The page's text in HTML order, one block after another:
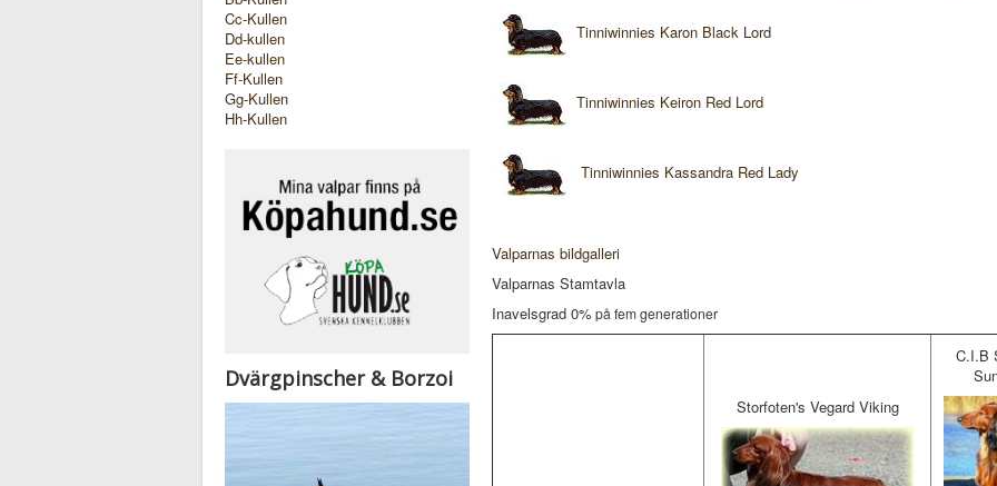
Cc-Kullen
Dd-kullen
Ee-kullen
Ff-Kullen
Gg-Kullen
Hh-Kullen
Dvärgpinscher & Borzoi
Tinniwinnies Karon Black Lord
Tinniwinnies Keiron Red Lord
Tinniwinnies Kassandra Red Lady
Valparnas bildgalleri
Valparnas Stamtavla
Inavelsgrad 0% på fem generationer
Storfoten's Vegard Viking
C.I.B